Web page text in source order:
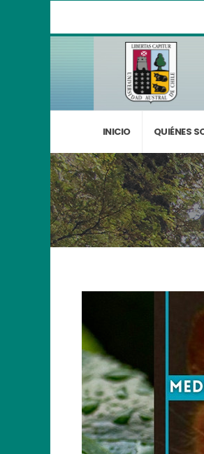
INICIO QUIÉNES